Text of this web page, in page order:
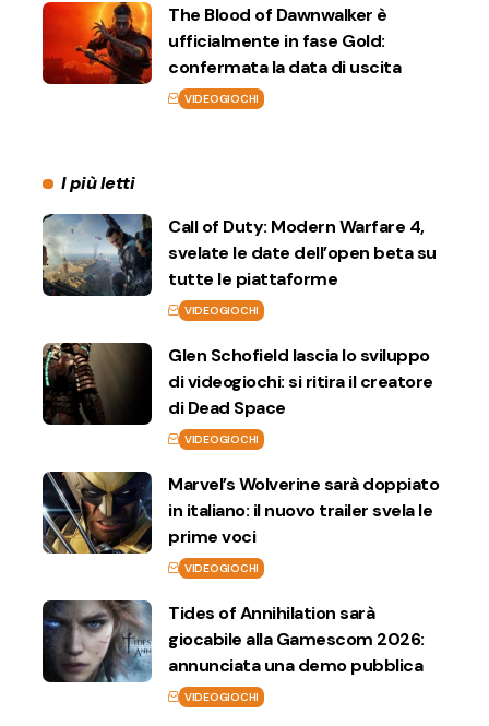
The Blood of Dawnwalker è
ufficialmente in fase Gold:
confermata la data di uscita
VIDEOGIOCHI
I più letti
Call of Duty: Modern Warfare 4,
svelate le date dell’open beta su
tutte le piattaforme
VIDEOGIOCHI
Glen Schofield lascia lo sviluppo
di videogiochi: si ritira il creatore
di Dead Space
VIDEOGIOCHI
Marvel’s Wolverine sarà doppiato
in italiano: il nuovo trailer svela le
prime voci
VIDEOGIOCHI
Tides of Annihilation sarà
giocabile alla Gamescom 2026:
annunciata una demo pubblica
VIDEOGIOCHI